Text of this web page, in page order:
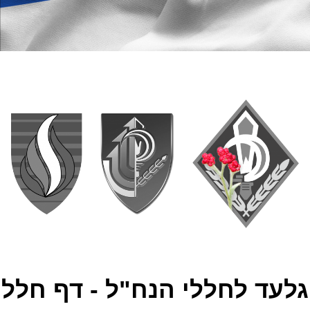
גלעד לחללי הנח"ל - דף חלל